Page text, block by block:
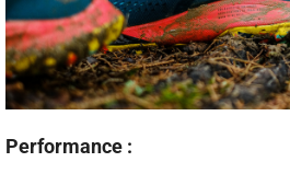
Performance :